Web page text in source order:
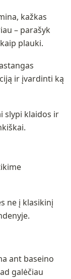
kažkas
– parašyk
plauki.
ir įvardinti ką
slypi klaidos ir
ne į klasikinį
ant baseino
galėčiau